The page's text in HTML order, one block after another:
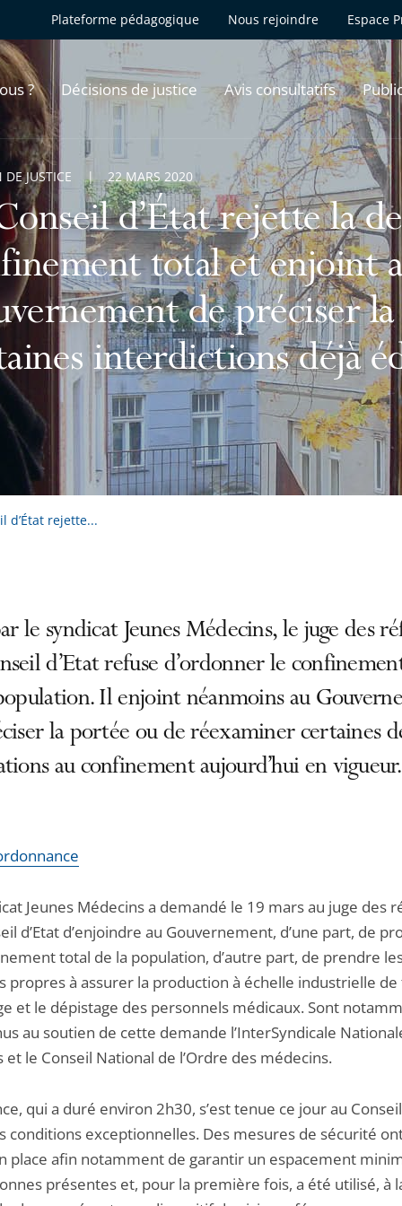
Plateforme pédagogique Nous rejoindre Espace
? Décisions de justice Avis consultatifs
d’État rejette la
total et enjoint
de préciser
interdictions déjà
JUSTICE 22 MARS 2020
d’État rejette...
le syndicat Jeunes Médecins, le juge des
d’Etat refuse d’ordonner le
Il enjoint néanmoins au
la portée ou de réexaminer certaines
au confinement aujourd’hui en vigueur.
Jeunes Médecins a demandé le 19 mars au juge des
d’Etat d’enjoindre au Gouvernement, d’une part, de
total de la population, d’autre part, de prendre
propres à assurer la production à échelle industrielle de
et le dépistage des personnels médicaux. Sont
au soutien de cette demande l’InterSyndicale
et le Conseil National de l’Ordre des médecins.
qui a duré environ 2h30, s’est tenue ce jour au Conseil
conditions exceptionnelles. Des mesures de sécurité
place afin notamment de garantir un espacement
présentes et, pour la première fois, a été utilisé, à